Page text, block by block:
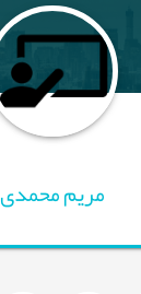
مریم محمدی